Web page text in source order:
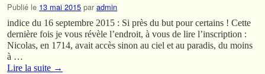
Publié le 13 mai 2015 par admin
indice du 16 septembre 2015 : Si près du but pour certains ! Cette
dernière fois je vous révèle l’endroit, à vous de lire l’inscription :
Nicolas, en 1714, avait accès sinon au ciel et au paradis, du moins
à …
Lire la suite →